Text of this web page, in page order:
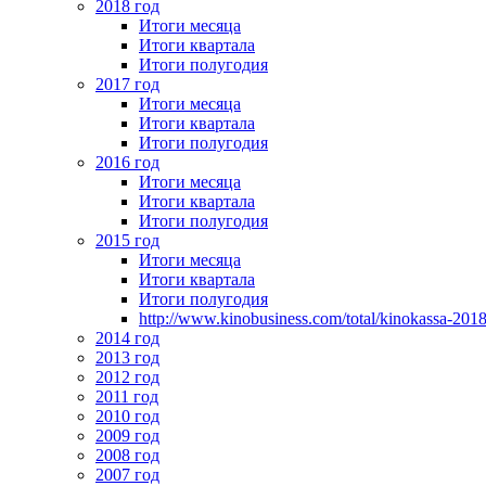
2018 год
Итоги месяца
Итоги квартала
Итоги полугодия
2017 год
Итоги месяца
Итоги квартала
Итоги полугодия
2016 год
Итоги месяца
Итоги квартала
Итоги полугодия
2015 год
Итоги месяца
Итоги квартала
Итоги полугодия
http://www.kinobusiness.com/total/kinokassa-
2014 год
2013 год
2012 год
2011 год
2010 год
2009 год
2008 год
2007 год